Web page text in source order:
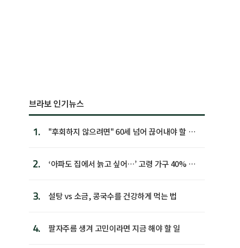
브라보 인기뉴스
1.
"후회하지 않으려면" 60세 넘어 끊어내야 할 사
2.
‘아파도 집에서 늙고 싶어…’ 고령 가구 40% 노
3. 설탕 vs 소금, 콩국수를 건강하게 먹는 법
4. 팔자주름 생겨 고민이라면 지금 해야 할 일